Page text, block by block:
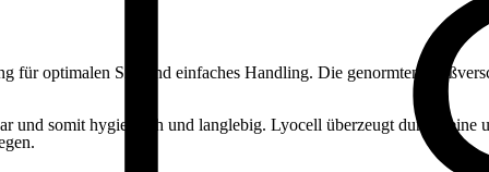
für optimalen Sitz und einfaches Handling. Die genormten
und somit hygienisch und langlebig. Lyocell überzeugt durch